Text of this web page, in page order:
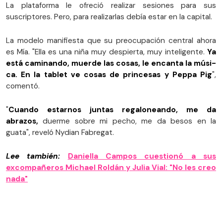
La plataforma le ofreció realizar sesiones para sus
suscriptores. Pero, para realizarlas debía estar en la capital.
La modelo manifiesta que su preocupación central ahora
es Mía. "Ella es una niña muy despierta, muy inteligente. Ya
está caminando, muerde las cosas, le encanta la músi­
ca. En la tablet ve cosas de princesas y Peppa Pig",
comentó.
"Cuando estarnos juntas regaloneando, me da
abrazos, duerme sobre mi pecho, me da besos en la
guata", reveló Nydian Fabregat.
Lee también:
Daniella Campos cuestionó a sus
excompañeros Michael Roldán y Julia Vial: "No les creo
nada"